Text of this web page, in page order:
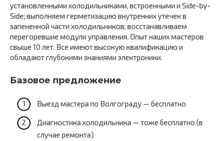
установленными холодильниками, встроенными и Side-by-
Side; выполняем герметизацию внутренних утечек в
запененной части холодильников; восстанавливаем
перегоревшие модули управления. Опыт наших мастеров
свыше 10 лет. Все имеют высокую квалификацию и
обладают глубокими знаниями электроники.
Базовое предложение
Выезд мастера по Волгограду — бесплатно
Диагностика холодильника — тоже бесплатно (в
случае ремонта)